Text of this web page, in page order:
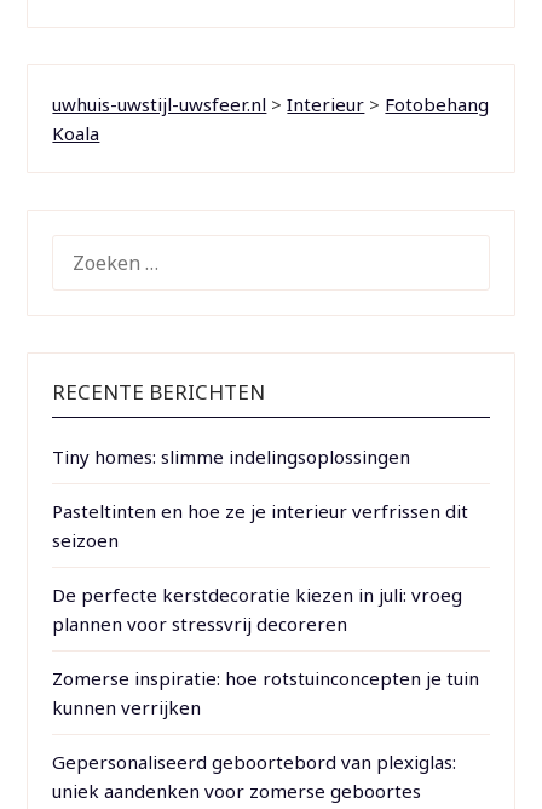
uwhuis-uwstijl-uwsfeer.nl >Interieur > Fotobehang
Koala
NAAR:
RECENTE BERICHTEN
Tiny homes: slimme indelingsoplossingen
Pasteltinten en hoe ze je interieur verfrissen dit
seizoen
De perfecte kerstdecoratie kiezen in juli: vroeg
plannen voor stressvrij decoreren
Zomerse inspiratie: hoe rotstuinconcepten je tuin
kunnen verrijken
Gepersonaliseerd geboortebord van plexiglas:
uniek aandenken voor zomerse geboortes